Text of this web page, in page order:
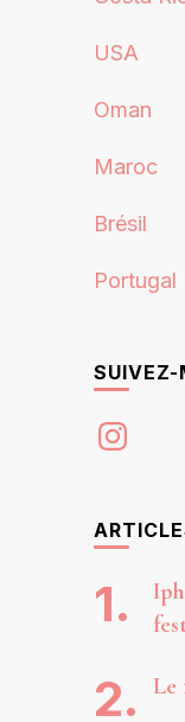
USA
Oman
Maroc
Brésil
Portugal
SUIVEZ-
Instagram
Le